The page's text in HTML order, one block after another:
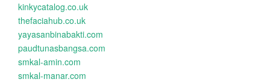
kinkycatalog.co.uk
thefaciahub.co.uk
yayasanbinabakti.com
paudtunasbangsa.com
smkal-amin.com
smkal-manar.com